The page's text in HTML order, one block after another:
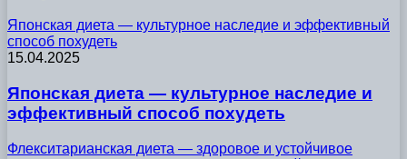
Японская диета — культурное наследие и эффективный
способ похудеть
15.04.2025
Японская диета — культурное наследие и
эффективный способ похудеть
Флекситарианская диета — здоровое и устойчивое